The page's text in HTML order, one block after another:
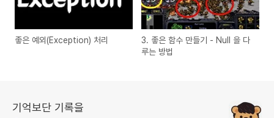
좋은 예외(Exception) 처리
3. 좋은 함수 만들기 - Null 을 다
루는 방법
기억보단 기록을